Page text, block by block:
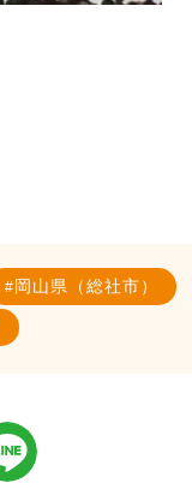
岡山県（総社市）